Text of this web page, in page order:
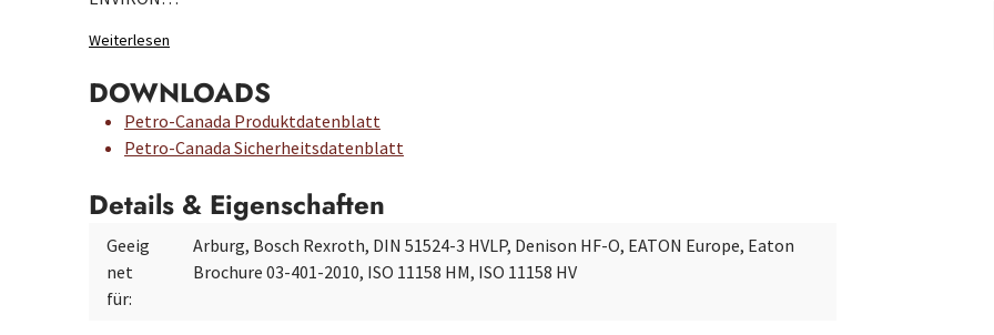
Weiterlesen
DOWNLOADS
Petro-Canada Produktdatenblatt
Petro-Canada Sicherheitsdatenblatt
Details & Eigenschaften
Geeig
net
für:
Arburg, Bosch Rexroth, DIN 51524-3 HVLP, Denison HF-O, EATON Europe, Eaton
Brochure 03-401-2010, ISO 11158 HM, ISO 11158 HV